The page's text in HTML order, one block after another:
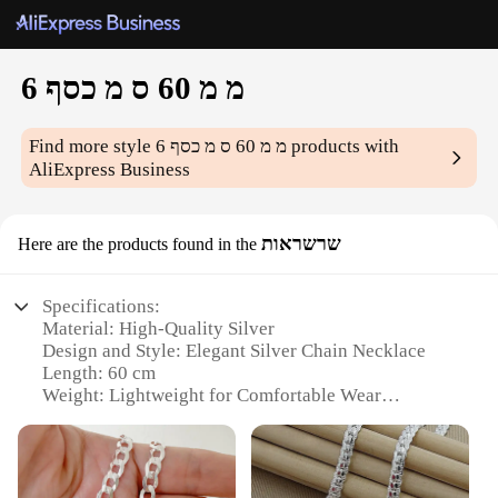
6 מ מ 60 ס מ כסף
Find more style 6 מ מ 60 ס מ כסף products with
AliExpress Business
Here are the products found in the שרשראות
Specifications:
Material: High-Quality Silver
Design and Style: Elegant Silver Chain Necklace
Length: 60 cm
Weight: Lightweight for Comfortable Wear
Typical Adaptive Scenario: Suitable for Various
Occasions